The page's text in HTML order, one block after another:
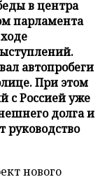
в центра
парламента
автопробеги
При этом
с Россией уже
долга и
руководство
нового